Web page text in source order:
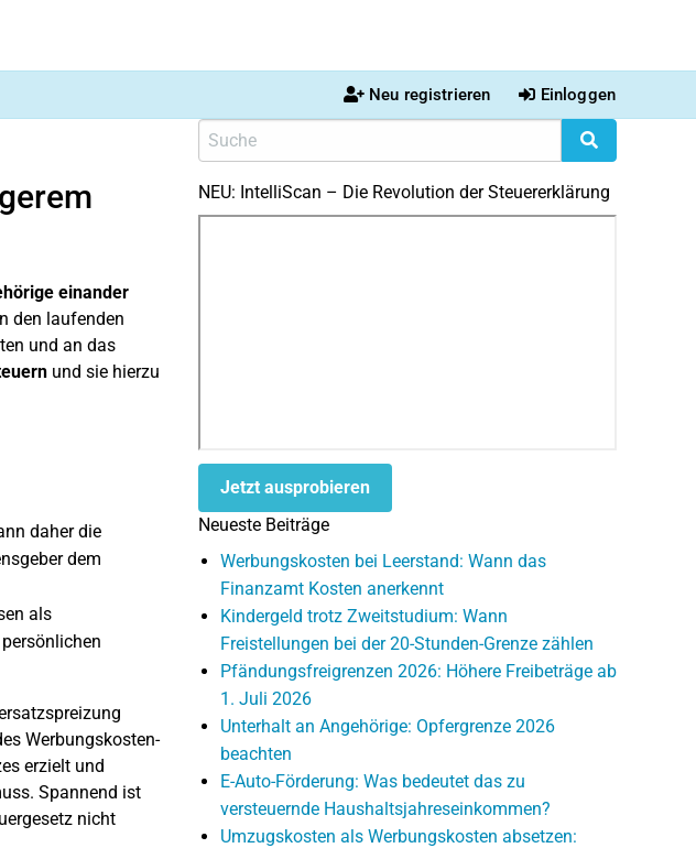
Neu registrieren Einloggen
einander
den laufenden
und an das
und sie hierzu
daher die
dem
als
Werbungskosten-
erzielt und
Spannend ist
nicht
NEU: IntelliScan – Die Revolution der Steuererklärung
Jetzt ausprobieren
Neueste Beiträge
Werbungskosten bei Leerstand: Wann das
Finanzamt Kosten anerkennt
Kindergeld trotz Zweitstudium: Wann
Freistellungen bei der 20-Stunden-Grenze zählen
Pfändungsfreigrenzen 2026: Höhere Freibeträge ab
1. Juli 2026
Unterhalt an Angehörige: Opfergrenze 2026
beachten
E-Auto-Förderung: Was bedeutet das zu
versteuernde Haushaltsjahreseinkommen?
Umzugskosten als Werbungskosten absetzen: